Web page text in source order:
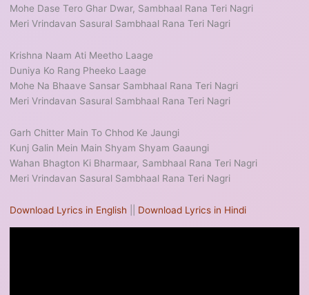
Mohe Dase Tero Ghar Dwar, Sambhaal Rana Teri Nagri
Meri Vrindavan Sasural Sambhaal Rana Teri Nagri
Krishna Naam Ati Meetho Laage
Duniya Ko Rang Pheeko Laage
Mohe Na Bhaave Sansar Sambhaal Rana Teri Nagri
Meri Vrindavan Sasural Sambhaal Rana Teri Nagri
Garh Chitter Main To Chhod Ke Jaungi
Kunj Galin Mein Main Shyam Shyam Gaaungi
Wahan Bhagton Ki Bharmaar, Sambhaal Rana Teri Nagri
Meri Vrindavan Sasural Sambhaal Rana Teri Nagri
Download Lyrics in English Download Lyrics in Hindi